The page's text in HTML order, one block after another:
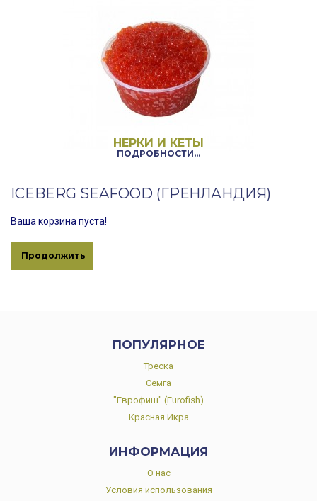
НЕРКИ И КЕТЫ
ПОДРОБНОСТИ...
ICEBERG SEAFOOD (ГРЕНЛАНДИЯ)
Ваша корзина пуста!
Продолжить
ПОПУЛЯРНОЕ
Треска
Семга
"Еврофиш" (Eurofish)
Красная Икра
ИНФОРМАЦИЯ
О нас
Условия использования